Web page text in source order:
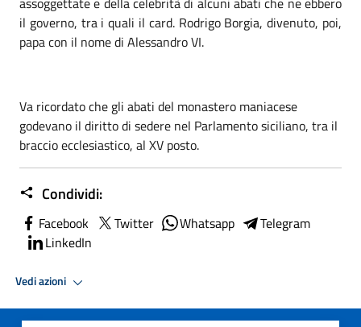
il governo, tra i quali il card. Rodrigo Borgia, divenuto, poi,
papa con il nome di Alessandro VI.
Va ricordato che gli abati del monastero maniacese
godevano il diritto di sedere nel Parlamento siciliano, tra il
braccio ecclesiastico, al XV posto.
Condividi:
Facebook Twitter Whatsapp
Telegram
LinkedIn
Vedi azioni